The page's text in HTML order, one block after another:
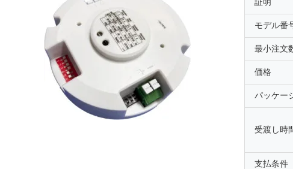
モデル番
最小注文
価格
パッケー
受渡し時
支払条件